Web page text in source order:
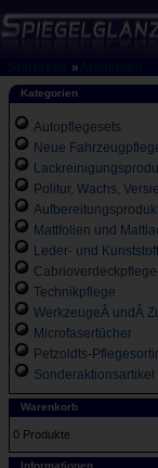
»
Kategorien
Autopflegesets
Neue
Politur, Wachs,
Mattfolien und
Leder- und
Technikpflege
WerkzeugeÂ undÂ
Microfasertücher
Petzoldts-
Sonderaktionsartikel
Warenkorb
0 Produkte
Informationen